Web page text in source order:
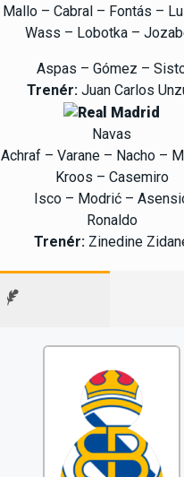
Mallo – Cabral – Fontás –
Wass – Lobotka –
Aspas – Gómez –
Trenér:Juan Carlos
Navas
Achraf – Varane – Nacho –
Kroos – Casemiro
Isco – Modrić –
Ronaldo
Trenér: Zinedine